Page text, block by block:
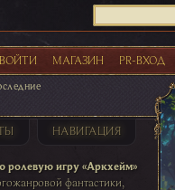
ВОЙТИ МАГАЗИН PR-ВХОД
НАВИГАЦИЯ
игру «Аркхейм»
фантастики,